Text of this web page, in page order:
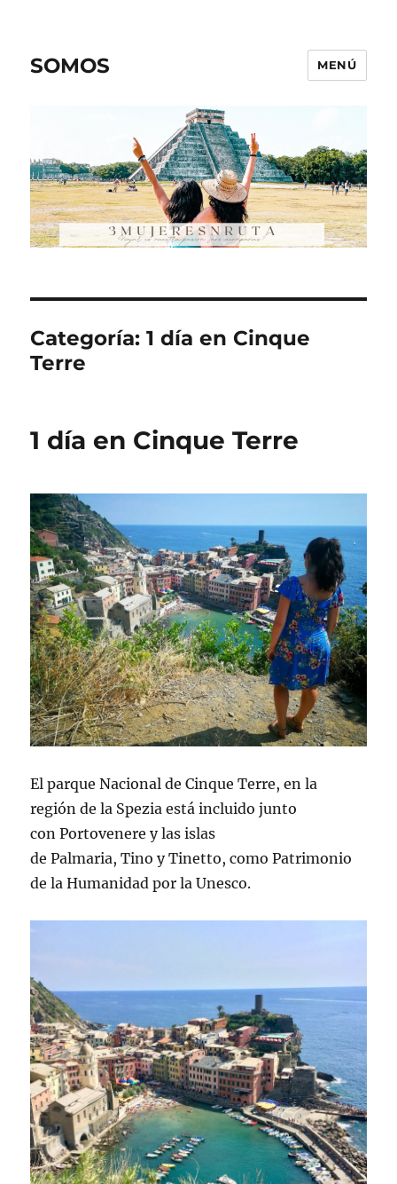
SOMOS MENÚ
Categoría:1 día en Cinque
Terre
1 día en Cinque Terre
El parque Nacional de Cinque Terre, en la
región de la Spezia está incluido junto
con Portovenere y las islas
de Palmaria, Tino y Tinetto, como Patrimonio
de la Humanidad por la Unesco.